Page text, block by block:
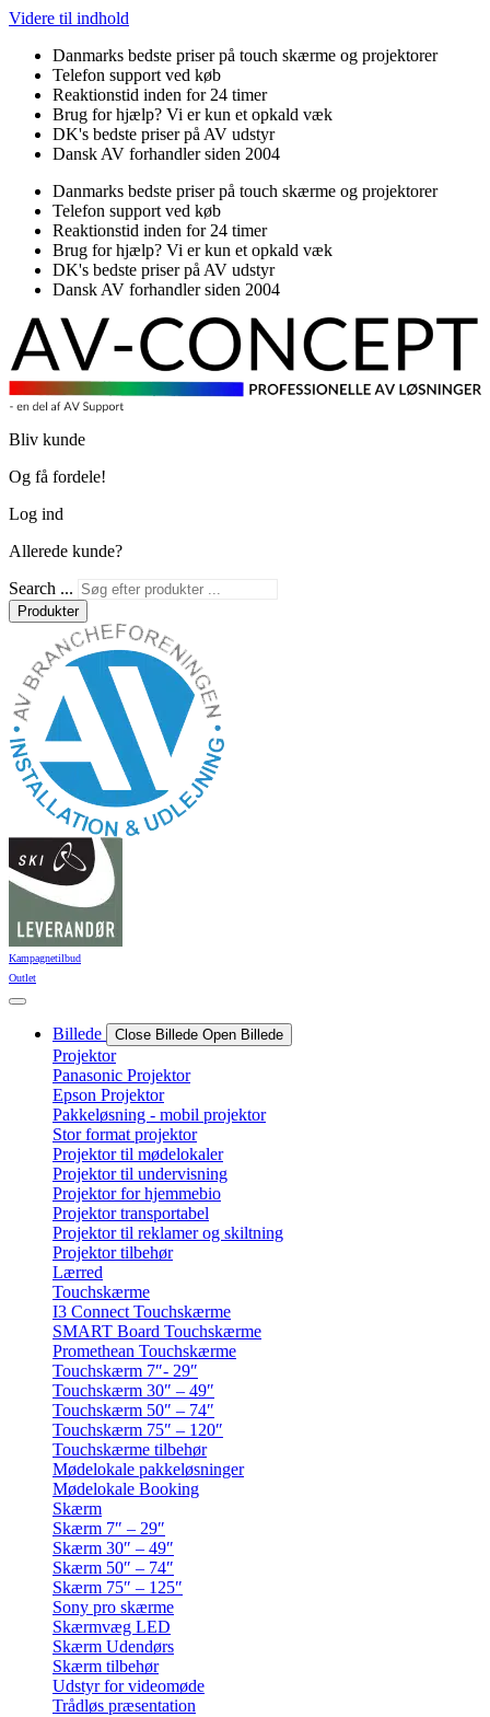
Videre til indhold
Danmarks bedste priser på touch skærme og projektorer
Telefon support ved køb
Reaktionstid inden for 24 timer
Brug for hjælp? Vi er kun et opkald væk
DK's bedste priser på AV udstyr
Dansk AV forhandler siden 2004
Danmarks bedste priser på touch skærme og projektorer
Telefon support ved køb
Reaktionstid inden for 24 timer
Brug for hjælp? Vi er kun et opkald væk
DK's bedste priser på AV udstyr
Dansk AV forhandler siden 2004
Bliv kunde
Og få fordele!
Log ind
Allerede kunde?
Search ...
Produkter
Kampagnetilbud
Outlet
Billede Close Billede Open Billede
Projektor
Panasonic Projektor
Epson Projektor
Pakkeløsning - mobil projektor
Stor format projektor
Projektor til mødelokaler
Projektor til undervisning
Projektor for hjemmebio
Projektor transportabel
Projektor til reklamer og skiltning
Projektor tilbehør
Lærred
Touchskærme
I3 Connect Touchskærme
SMART Board Touchskærme
Promethean Touchskærme
Touchskærm 7″- 29″
Touchskærm 30″ – 49″
Touchskærm 50″ – 74″
Touchskærm 75″ – 120″
Touchskærme tilbehør
Mødelokale pakkeløsninger
Mødelokale Booking
Skærm
Skærm 7″ – 29″
Skærm 30″ – 49″
Skærm 50″ – 74″
Skærm 75″ – 125″
Sony pro skærme
Skærmvæg LED
Skærm Udendørs
Skærm tilbehør
Udstyr for videomøde
Trådløs præsentation